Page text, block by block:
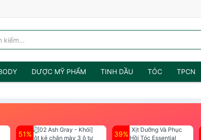
DƯỢC MỸ PHẨM TINH DẦU TÓC TPCN
51% 39%